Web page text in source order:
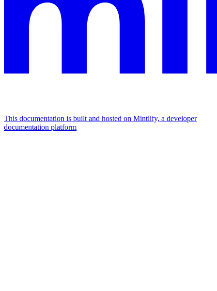
This documentation is built and hosted on Mintlify, a developer
documentation platform